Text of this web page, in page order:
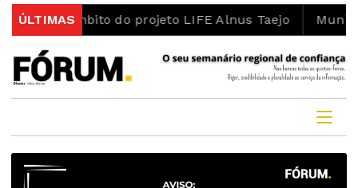
ÚLTIMAS
no âmbito do projeto LIFE Alnus Taejo Município